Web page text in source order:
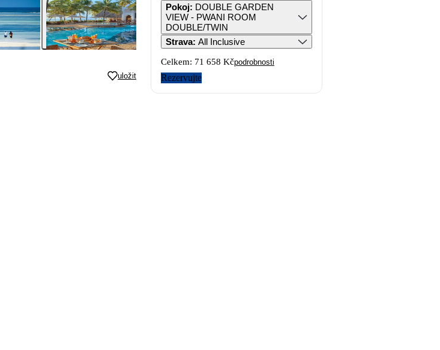
uložit
Pokoj: DOUBLE GARDEN
VIEW - PWANI ROOM
DOUBLE/TWIN
Strava: All Inclusive
Celkem: 71 658 Kčpodrobnosti
Rezervujte